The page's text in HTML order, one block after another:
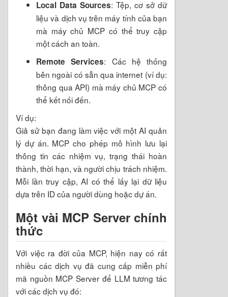
Local Data Sources: Tệp, cơ sở dữ
liệu và dịch vụ trên máy tính của bạn
mà máy chủ MCP có thể truy cập
một cách an toàn.
Remote Services: Các hệ thống
bên ngoài có sẵn qua internet (ví dụ:
thông qua API) mà máy chủ MCP có
thể kết nối đến.
Ví dụ:
Giả sử bạn đang làm việc với một AI quản
lý dự án. MCP cho phép mô hình lưu lại
thông tin các nhiệm vụ, trạng thái hoàn
thành, thời hạn, và người chịu trách nhiệm.
Mỗi lần truy cập, AI có thể lấy lại dữ liệu
dựa trên ID của người dùng hoặc dự án.
Một vài MCP Server chính
thức
Với việc ra đời của MCP, hiện nay có rất
nhiều các dịch vụ đã cung cấp miễn phí
mã nguồn MCP Server để LLM tương tác
với các dịch vụ đó: